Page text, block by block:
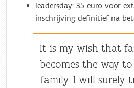
leadersday: 35 euro voor
inschrijving definitief na
It is my wish that
becomes the way
family. I will surely